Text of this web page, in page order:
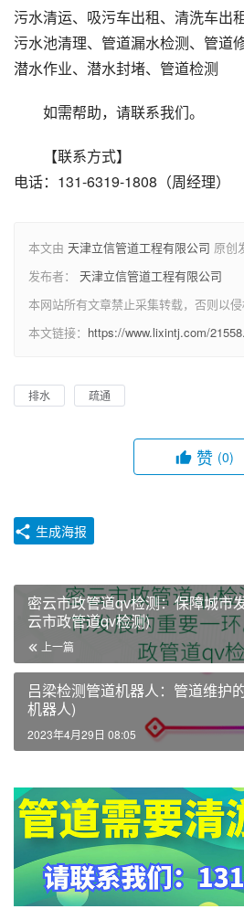
污水清运、吸污车出租、清洗车出
污水池清理、管道漏水检测、管道
潜水作业、潜水封堵、管道检测
如需帮助，请联系我们。
【联系方式】
电话：131-6319-1808（周经理）
本文由 天津立信管道工程有限公司 原创
发布者： 天津立信管道工程有限公司
本网站所有文章禁止采集转载，否则以侵
本文链接： https://www.lixintj.com/
排水 疏通
赞 (0)
生成海报
密云市政管道qv检测：保障城市
云市政管道qv检测)
上一篇
吕梁检测管道机器人：管道维护
机器人)
2023年4月29日 08:05